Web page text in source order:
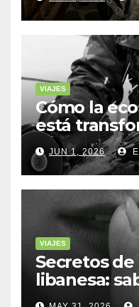
VIAJES
Cómo la
está
sostenible
JUN 1, 2026
VIAJES
Secretos de
libanesa:
cuentan